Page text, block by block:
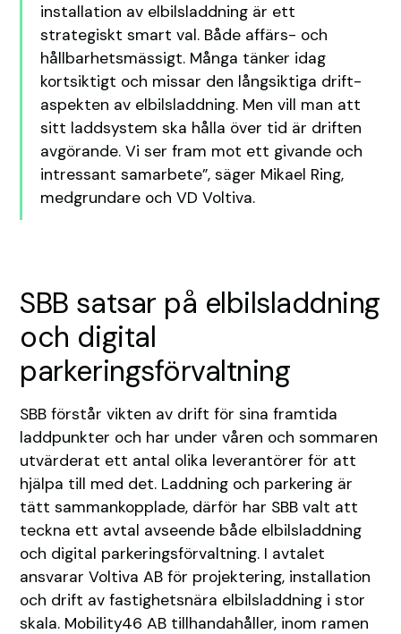
installation av elbilsladdning är ett
strategiskt smart val. Både affärs- och
hållbarhetsmässigt. Många tänker idag
kortsiktigt och missar den långsiktiga drift-
aspekten av elbilsladdning. Men vill man att
sitt laddsystem ska hålla över tid är driften
avgörande. Vi ser fram mot ett givande och
intressant samarbete”, säger Mikael Ring,
medgrundare och VD Voltiva.
SBB satsar på elbilsladdning
och digital
parkeringsförvaltning
SBB förstår vikten av drift för sina framtida
laddpunkter och har under våren och sommaren
utvärderat ett antal olika leverantörer för att
hjälpa till med det. Laddning och parkering är
tätt sammankopplade, därför har SBB valt att
teckna ett avtal avseende både elbilsladdning
och digital parkeringsförvaltning. I avtalet
ansvarar Voltiva AB för projektering, installation
och drift av fastighetsnära elbilsladdning i stor
skala. Mobility46 AB tillhandahåller, inom ramen